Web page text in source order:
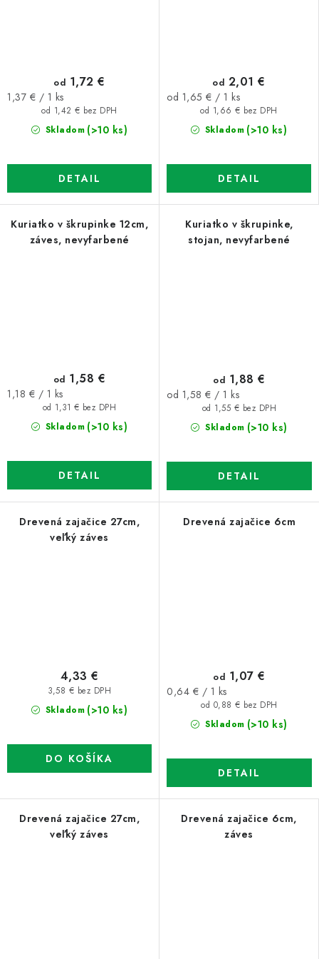
Skladom (>10 ks)
od 1,42 € bez DPH
od 1,72 €
Jednotková
1,37 € / 1 ks
DETAIL
Skladom (>10 ks)
od 1,66 € bez DPH
od 2,01 €
Jednotková
od 1,65 € / 1 ks
DETAIL
Kuriatko v škrupinke 12cm,
záves, nevyfarbené
Skladom (>10 ks)
od 1,31 € bez DPH
od 1,58 €
Jednotková
1,18 € / 1 ks
DETAIL
Kuriatko v škrupinke,
stojan, nevyfarbené
Skladom (>10 ks)
od 1,55 € bez DPH
od 1,88 €
Jednotková
od 1,58 € / 1 ks
DETAIL
Drevená zajačice 27cm,
veľký záves
Skladom (>10 ks)
3,58 € bez DPH
4,33 €
DO KOŠÍKA
Drevená zajačice 6cm
Skladom (>10 ks)
od 0,88 € bez DPH
od 1,07 €
Jednotková
0,64 € / 1 ks
DETAIL
Drevená zajačice 27cm,
veľký záves
Drevená zajačice 6cm,
záves